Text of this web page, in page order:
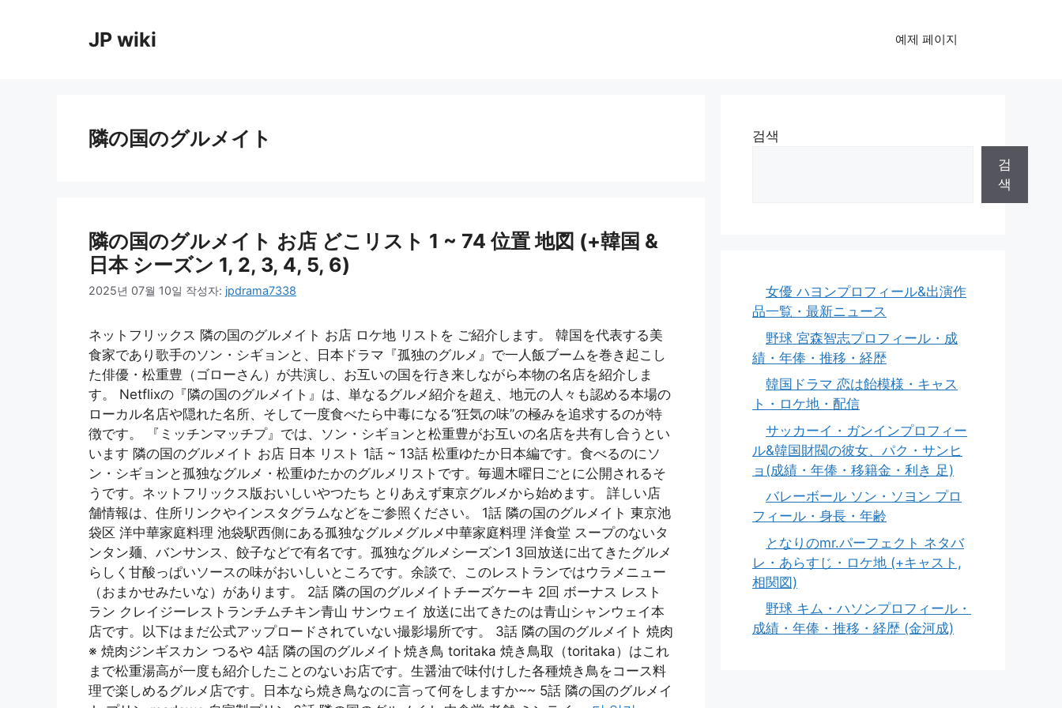
JP wiki 예제 페이지
隣の国のグルメイト
隣の国のグルメイト お店 どこリスト 1 ~ 74 位置 地図 (+韓国 &
日本 シーズン 1, 2, 3, 4, 5, 6)
2025년 07월 10일 작성자: jpdrama7338
ネットフリックス 隣の国のグルメイト お店 ロケ地 リストを ご紹介します。 韓国を代表する美
食家であり歌手のソン・シギョンと、日本ドラマ『孤独のグルメ』で一人飯ブームを巻き起こし
た俳優・松重豊（ゴローさん）が共演し、お互いの国を行き来しながら本物の名店を紹介しま
す。 Netflixの『隣の国のグルメイト』は、単なるグルメ紹介を超え、地元の人々も認める本場の
ローカル名店や隠れた名所、そして一度食べたら中毒になる“狂気の味”の極みを追求するのが特
徴です。 『ミッチンマッチプ』では、ソン・シギョンと松重豊がお互いの名店を共有し合うとい
います 隣の国のグルメイト お店 日本 リスト 1話 ~ 13話 松重ゆたか日本編です。食べるのにソ
ン・シギョンと孤独なグルメ・松重ゆたかのグルメリストです。毎週木曜日ごとに公開されるそ
うです。ネットフリックス版おいしいやつたち とりあえず東京グルメから始めます。 詳しい店
舗情報は、住所リンクやインスタグラムなどをご参照ください。 1話 隣の国のグルメイト 東京池
袋区 洋中華家庭料理 池袋駅西側にある孤独なグルメグルメ中華家庭料理 洋食堂 スープのないタ
ンタン麺、バンサンス、餃子などで有名です。孤独なグルメシーズン1 3回放送に出てきたグルメ
らしく甘酸っぱいソースの味がおいしいところです。余談で、このレストランではウラメニュー
（おまかせみたいな）があります。 2話 隣の国のグルメイトチーズケーキ 2回 ボーナス レスト
ラン クレイジーレストランチムチキン青山 サンウェイ 放送に出てきたのは青山シャンウェイ本
店です。以下はまだ公式アップロードされていない撮影場所です。 3話 隣の国のグルメイト 焼肉
※ 焼肉ジンギスカン つるや 4話 隣の国のグルメイト焼き鳥 toritaka 焼き鳥取（toritaka）はこれ
まで松重湯高が一度も紹介したことのないお店です。生醤油で味付けした各種焼き鳥をコース料
理で楽しめるグルメ店です。日本なら焼き鳥なのに言って何をしますか~~ 5話 隣の国のグルメイ
검색
검
색
女優 ハヨンプロフィール&出演作
品一覧・最新ニュース
野球 宮森智志プロフィール・成
績・年俸・推移・経歴
韓国ドラマ 恋は飴模様・キャス
ト・ロケ地・配信
サッカーイ・ガンインプロフィー
ル&韓国財閥の彼女、パク・サンヒ
ョ(成績・年俸・移籍金・利き 足)
バレーボール ソン・ソヨン プロ
フィール・身長・年齢
となりのmr.パーフェクト ネタバ
レ・あらすじ・ロケ地 (+キャスト,
相関図)
野球 キム・ハソンプロフィール・
成績・年俸・推移・経歴 (金河成)